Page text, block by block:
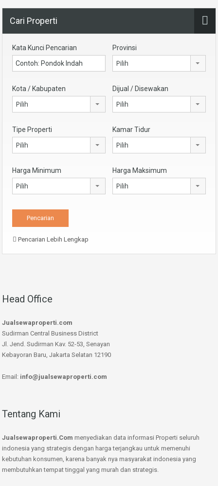
Cari Properti
Kata Kunci Pencarian Provinsi
Pilih
Kota / Kabupaten
Pilih
Dijual / Disewakan
Pilih
Tipe Properti
Pilih
Kamar Tidur
Pilih
Harga Minimum
Pilih
Harga Maksimum
Pilih
Pencarian Lebih Lengkap
Head Office
Jualsewaproperti.com
Sudirman Central Business District
Jl. Jend. Sudirman Kav. 52-53, Senayan
Kebayoran Baru, Jakarta Selatan 12190
Email: info@jualsewaproperti.com
Tentang Kami
Jualsewaproperti.Com menyediakan data informasi Properti seluruh
indonesia yang strategis dengan harga terjangkau untuk memenuhi
kebutuhan konsumen, karena banyak nya masyarakat indonesia yang
membutuhkan tempat tinggal yang murah dan strategis.